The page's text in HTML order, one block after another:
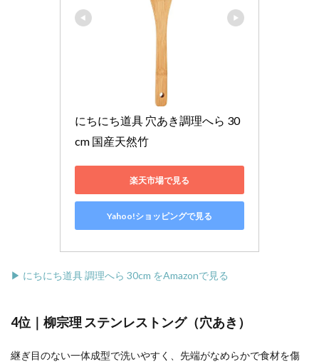
にちにち道具 穴あき調理へら 30
cm 国産天然竹
楽天市場で見る
Yahoo!ショッピングで見る
▶ にちにち道具 調理へら 30cm をAmazonで見る
4位｜柳宗理 ステンレストング（穴あき）
継ぎ目のない一体成型で洗いやすく、先端がなめらかで食材を傷